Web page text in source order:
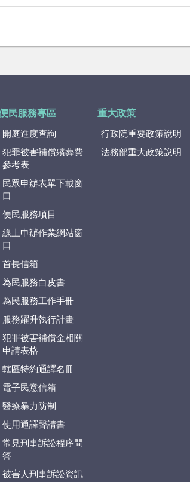
民服務專區
開庭進度查詢
犯罪被害補償殯葬費
參考表
民眾申辦表單下載窗
口
便民服務項目
線上申辦作業網站窗
口
首長信箱
為民服務白皮書
為民服務工作手冊
服務躍升執行計畫
犯罪被害補償金相關
申請表格
轄區特約通譯名冊
電子民意信箱
醫療暴力防制
使用通譯聲請書
常見刑事訴訟程序問
答
被害人刑事訴訟資訊
重大政策
行政院重要政策說明
法務部重大政策說明